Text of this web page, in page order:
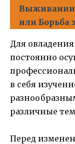
Выживании
или Борьба
Для
постоянно
в себя
различные
Перед